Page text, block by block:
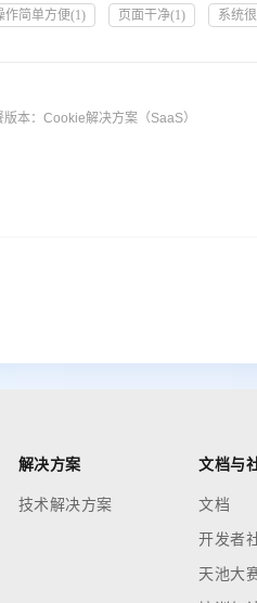
作简单方便(1) 页面干净(1) 系统
本： Cookie解决方案（SaaS）
解决方案
技术解决方案
文档与
文档
开发者
天池大